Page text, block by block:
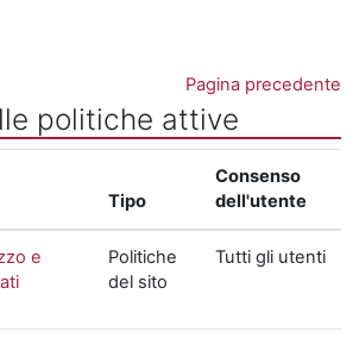
Pagina precedente
politiche attive
Tipo
Consenso
dell'utente
e
Politiche
del sito
Tutti gli utenti